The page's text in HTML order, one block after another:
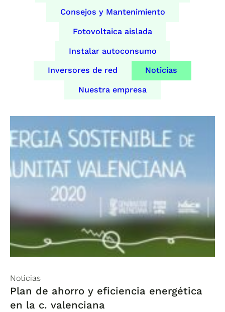
Consejos y Mantenimiento
Fotovoltaica aislada
Instalar autoconsumo
Inversores de red Noticias
Nuestra empresa
Noticias
Plan de ahorro y eficiencia energética
en la c. valenciana